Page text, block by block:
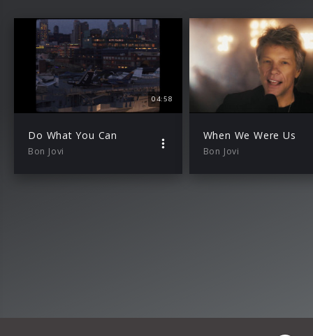
04:58
Do What You Can
Bon Jovi
When We Were Us
Bon Jovi